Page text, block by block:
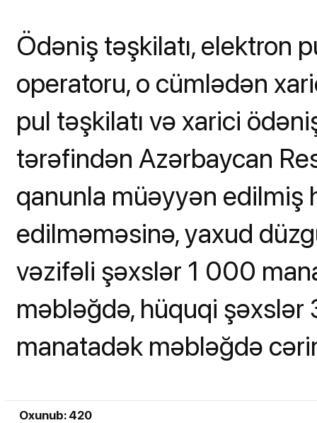
Ödəniş təşkilatı, elektron
operatoru, o cümlədən
pul təşkilatı və xarici
tərəfindən Azərbaycan
qanunla müəyyən edilmiş
edilməməsinə, yaxud
vəzifəli şəxslər 1 000
məbləğdə, hüquqi
manatadək məbləğdə
Oxunub: 420